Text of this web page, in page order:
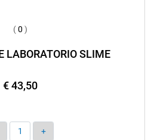
(0 )
LABORATORIO SLIME
€ 43,50
Quantità